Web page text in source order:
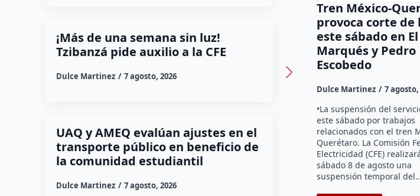
¡Más de una semana sin luz!
Tzibanzá pide auxilio a la CFE
Dulce Martinez 7 agosto, 2026
UAQ y AMEQ evalúan ajustes en el
transporte público en beneficio de
la comunidad estudiantil
Dulce Martinez 7 agosto, 2026
Tren México-
provoca corte de
este sábado en El
Marqués y Pedro
Escobedo
Dulce Martinez 7 agosto,
•La suspensión del
este sábado por trabajos
relacionados con el tren
Querétaro. La Comisión
Electricidad (CFE)
sábado 8 de agosto una
suspensión temporal